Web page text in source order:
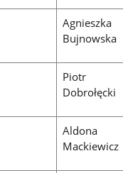
Agnieszka
Bujnowska
Piotr
Dobrołęcki
Aldona
Mackiewicz